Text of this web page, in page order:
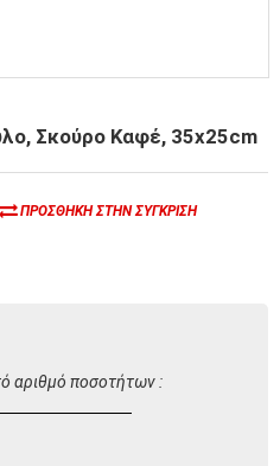
Σκούρο Καφέ, 35x25cm
ΠΡΟΣΘΉΚΗ ΣΤΗΝ ΣΎΓΚΡΙΣΗ
αριθμό ποσοτήτων :